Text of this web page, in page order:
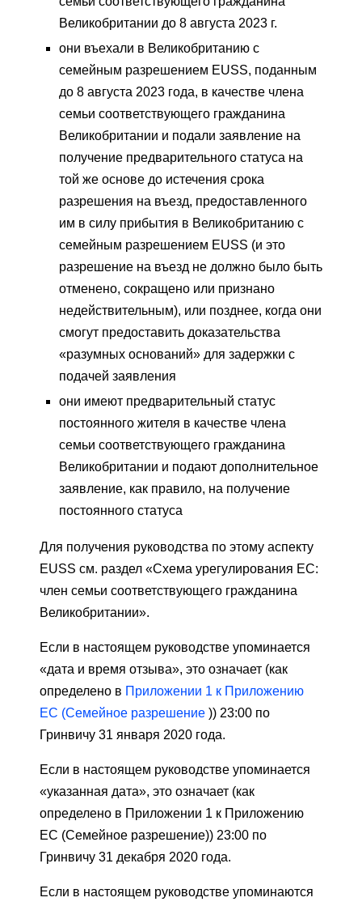
Великобритании до 8 августа 2023 г.
они въехали в Великобританию с
семейным разрешением EUSS, поданным
до 8 августа 2023 года, в качестве члена
семьи соответствующего гражданина
Великобритании и подали заявление на
получение предварительного статуса на
той же основе до истечения срока
разрешения на въезд, предоставленного
им в силу прибытия в Великобританию с
семейным разрешением EUSS (и это
разрешение на въезд не должно было быть
отменено, сокращено или признано
недействительным), или позднее, когда они
смогут предоставить доказательства
«разумных оснований» для задержки с
подачей заявления
они имеют предварительный статус
постоянного жителя в качестве члена
семьи соответствующего гражданина
Великобритании и подают дополнительное
заявление, как правило, на получение
постоянного статуса
Для получения руководства по этому аспекту
EUSS см. раздел «Схема урегулирования ЕС:
член семьи соответствующего гражданина
Великобритании».
Если в настоящем руководстве упоминается
«дата и время отзыва», это означает (как
определено в Приложении 1 к Приложению
ЕС (Семейное разрешение )) 23:00 по
Гринвичу 31 января 2020 года.
Если в настоящем руководстве упоминается
«указанная дата», это означает (как
определено в Приложении 1 к Приложению
ЕС (Семейное разрешение)) 23:00 по
Гринвичу 31 декабря 2020 года.
Если в настоящем руководстве упоминаются